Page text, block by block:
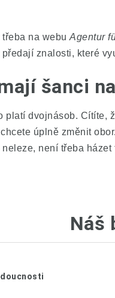
třeba na webuAgentur
znalosti, které
šanci
platí dvojnásob.
úplně změnit
není třeba
Náš